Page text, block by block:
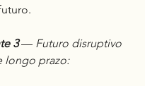
3 — Futuro disruptivo
longo prazo: